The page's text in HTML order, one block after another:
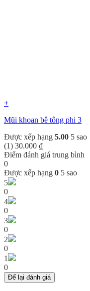
+
Mũi khoan bê tông phi 3
Được xếp hạng 5.00 5 sao
(1) 30.000 ₫
Điểm đánh giá trung bình
0
Được xếp hạng 0 5 sao
5
0
4
0
3
0
2
0
1
0
Để lại đánh giá